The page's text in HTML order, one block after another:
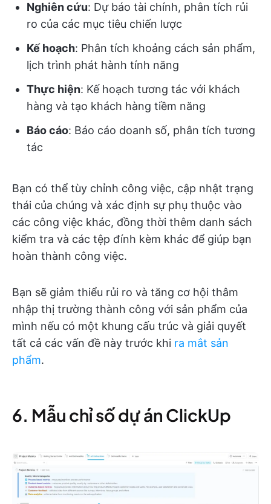
Nghiên cứu: Dự báo tài chính, phân tích rủi
ro của các mục tiêu chiến lược
Kế hoạch: Phân tích khoảng cách sản phẩm,
lịch trình phát hành tính năng
Thực hiện: Kế hoạch tương tác với khách
hàng và tạo khách hàng tiềm năng
Báo cáo: Báo cáo doanh số, phân tích tương
tác
Bạn có thể tùy chỉnh công việc, cập nhật trạng
thái của chúng và xác định sự phụ thuộc vào
các công việc khác, đồng thời thêm danh sách
kiểm tra và các tệp đính kèm khác để giúp bạn
hoàn thành công việc.
Bạn sẽ giảm thiểu rủi ro và tăng cơ hội thâm
nhập thị trường thành công với sản phẩm của
mình nếu có một khung cấu trúc và giải quyết
tất cả các vấn đề này trước khi ra mắt sản
phẩm.
6. Mẫu chỉ số dự án ClickUp